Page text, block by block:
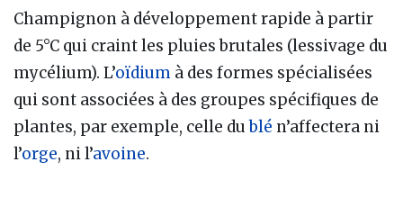
Champignon à développement rapide à partir
de 5°C qui craint les pluies brutales (lessivage du
mycélium). L’oïdium à des formes spécialisées
qui sont associées à des groupes spécifiques de
plantes, par exemple, celle dublé n’affectera ni
l’orge, ni l’avoine.